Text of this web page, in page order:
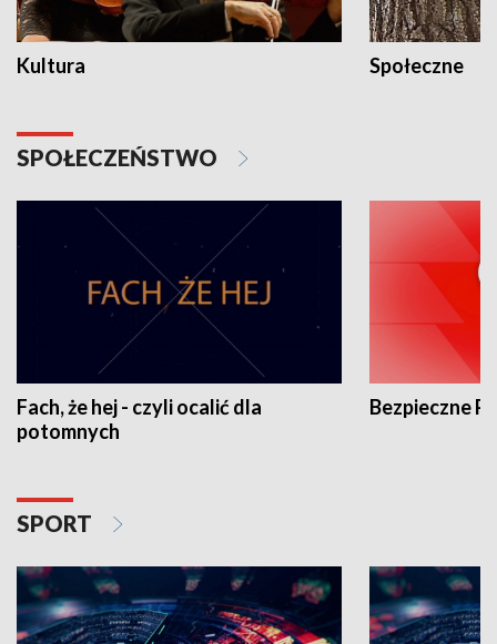
Kultura Społeczne
SPOŁECZEŃSTWO
Fach, że hej - czyli ocalić dla
potomnych
Bezpieczne
SPORT